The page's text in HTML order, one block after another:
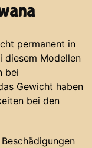
permanent in
diesem Modellen
bei
Gewicht haben
bei den